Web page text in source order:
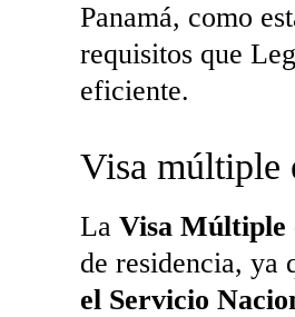
Panamá, como
requisitos que
eficiente.
Visa múltiple
La Visa Múltiple
de residencia, ya
el Servicio